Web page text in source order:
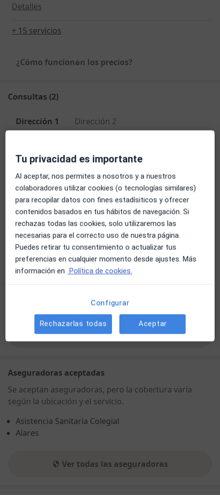
Detalles
+ 15 servicios
¿Cómo funcionan los precios?
Consultas (2)
Dirección 1 Dirección 2
Consultorio privado
Sant Gervasi,Barcelona08028
Ampliarse abre en una nueva
Disponibilidad
Este especialista no ofrece reserva online en esta
dirección
¿Qué puedo hacer ahora?
Aseguradoras aceptadas en esta dirección
Mostrar más detalles
sobre la dirección
Aseguradoras aceptadas
Se aceptan aseguradoras, pero la cobertura varía
según la ubicación y el servicio.
Asistencia Sanitaria Colegial
Alares
Ver todas las aseguradoras
Tu privacidad es importante
Al aceptar, nos permites a nosotros y a nuestros
colaboradores utilizar cookies (o tecnologías similares)
para recopilar datos con fines estadísiticos y ofrecer
contenidos basados en tus hábitos de navegación. Si
rechazas todas las cookies, solo utilizaremos las
necesarias para el correcto uso de nuestra página.
Puedes retirar tu consentimiento o actualizar tus
preferencias en cualquier momento desde ajustes. Más
información en Política de cookies.
Configurar
Rechazarlas todas Aceptar